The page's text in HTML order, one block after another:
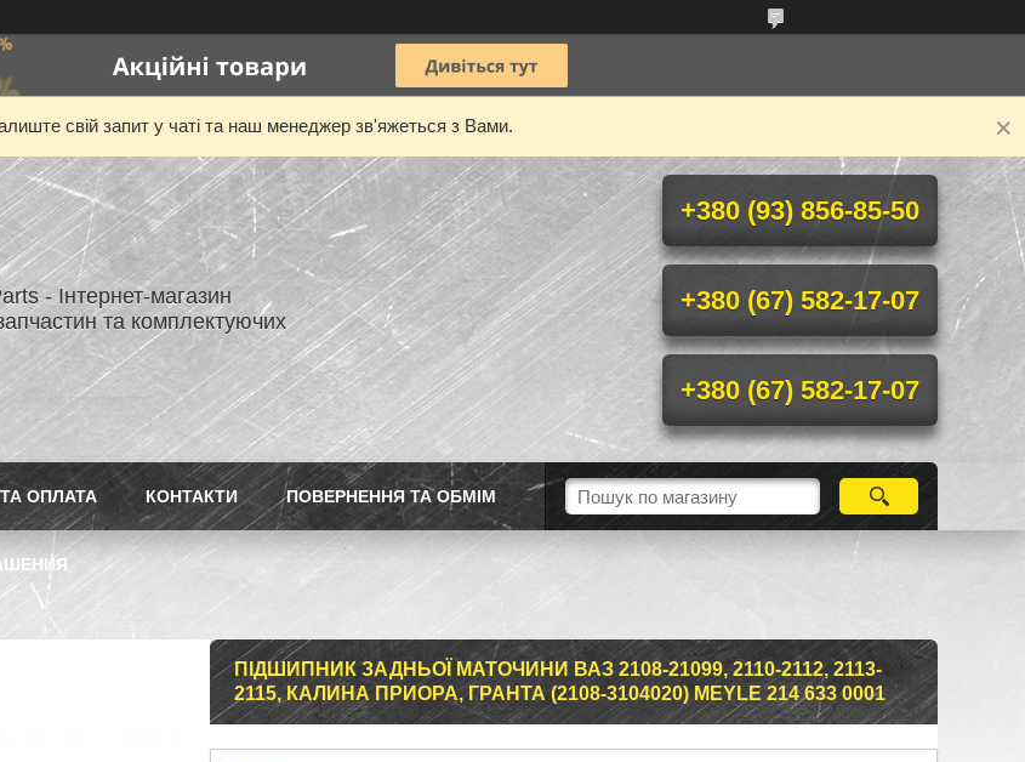
свій запит у чаті та наш менеджер зв'яжеться з Вами.
- Інтернет-магазин
та комплектуючих
+380 (93) 856-85-50
+380 (67) 582-17-07
+380 (67) 582-17-07
ОПЛАТА КОНТАКТИ ПОВЕРНЕННЯ ТА ОБМІМ
ПІДШИПНИК ЗАДНЬОЇ МАТОЧИНИ ВАЗ 2108-21099, 2110-2112, 2113-
2115, КАЛИНА ПРИОРА, ГРАНТА (2108-3104020) MEYLE 214 633 0001